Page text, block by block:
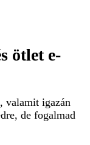
ötlet e-
valamit igazán
de fogalmad